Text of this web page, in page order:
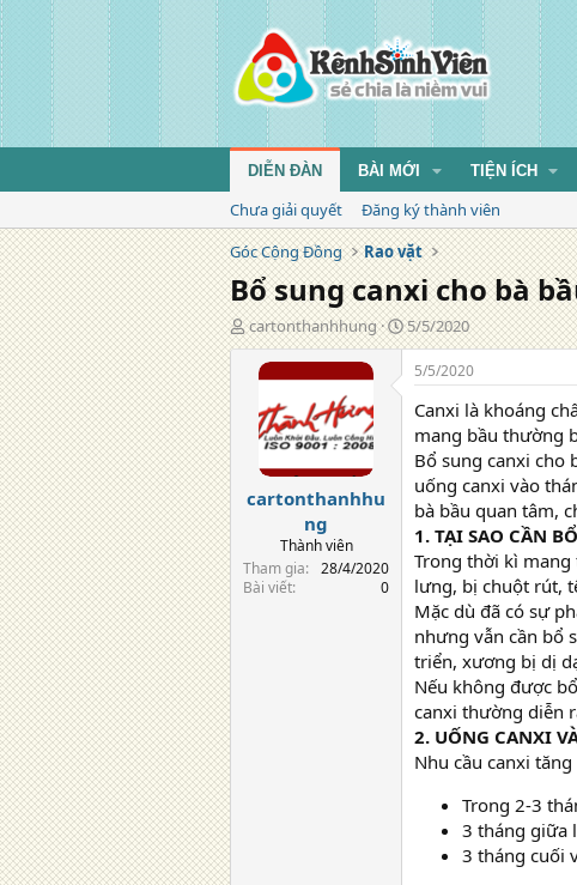
DIỄN ĐÀN BÀI MỚI TIỆN ÍCH
Chưa giải quyết
Đăng ký thành viên
Góc Cộng Đồng
Rao vặt
Bổ sung canxi cho bà
T
á
cartonthanhhung
N
g
5/5/2020
cartonthanhhu
ng
Thành viên
Tham gia
28/4/2020
Bài viết
0
5/5/2020
Canxi là khoáng
mang bầu thường
Bổ sung canxi cho
uống canxi vào
bà bầu quan tâm,
1. TẠI SAO CẦN
Trong thời kì mang
lưng, bị chuột rút,
Mặc dù đã có sự
nhưng vẫn cần bổ
triển, xương bị dị
Nếu không được
canxi thường diễn
2. UỐNG CANXI
Nhu cầu canxi
Trong 2-3
3 tháng giữa
3 tháng cuối